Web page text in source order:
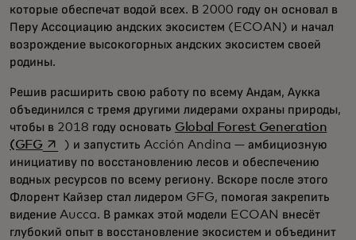
которые обеспечат водой всех. В 2000 году он основал в
Перу Ассоциацию андских экосистем (ECOAN) и начал
возрождение высокогорных андских экосистем своей
родины.
Решив расширить свою работу по всему Андам, Аукка
объединился с тремя другими лидерами охраны природы,
чтобы в 2018 году основать Global Forest Generation
(GFGopens in a new tab
) и запустить Acción Andina — амбициозную
инициативу по восстановлению лесов и обеспечению
водных ресурсов по всему региону. Вскоре после этого
Флорент Кайзер стал лидером GFG, помогая закрепить
видение Aucca. В рамках этой модели ECOAN внесёт
глубокий опыт в восстановление экосистем и объединит